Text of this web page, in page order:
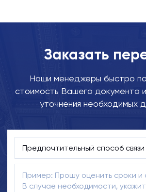
Заказать
Наши менеджеры быстро
стоимость Вашего документа
уточнения необходимых